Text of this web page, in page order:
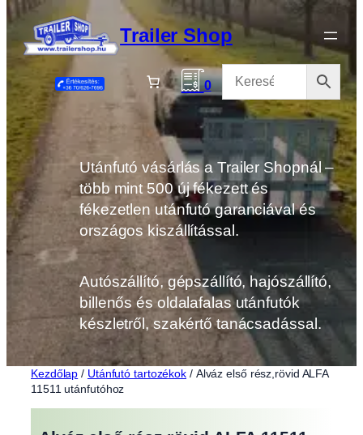
Ugrás
a
tartalomhoz
Trailer Shop
0
Utánfutó vásárlás a Trailer Shopnál –
több mint 500 új fékezett és
fékezetlen utánfutó garanciával és
országos kiszállítással.
Autószállító, gépszállító, hajószállító,
billenős és oldalafalas utánfutók
készletről, szakértő tanácsadással.
Kezdőlap / Utánfutó tartozékok / Alváz első rész,rövid ALFA
11511 utánfutóhoz